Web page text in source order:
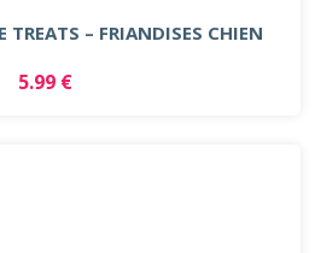
TREATS – FRIANDISES CHIEN
5.99 €